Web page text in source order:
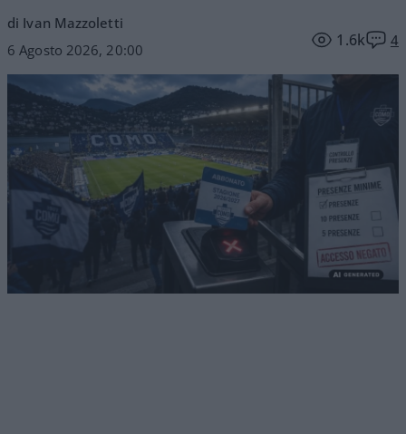
di Ivan Mazzoletti
6 Agosto 2026, 20:00
1.6k 4